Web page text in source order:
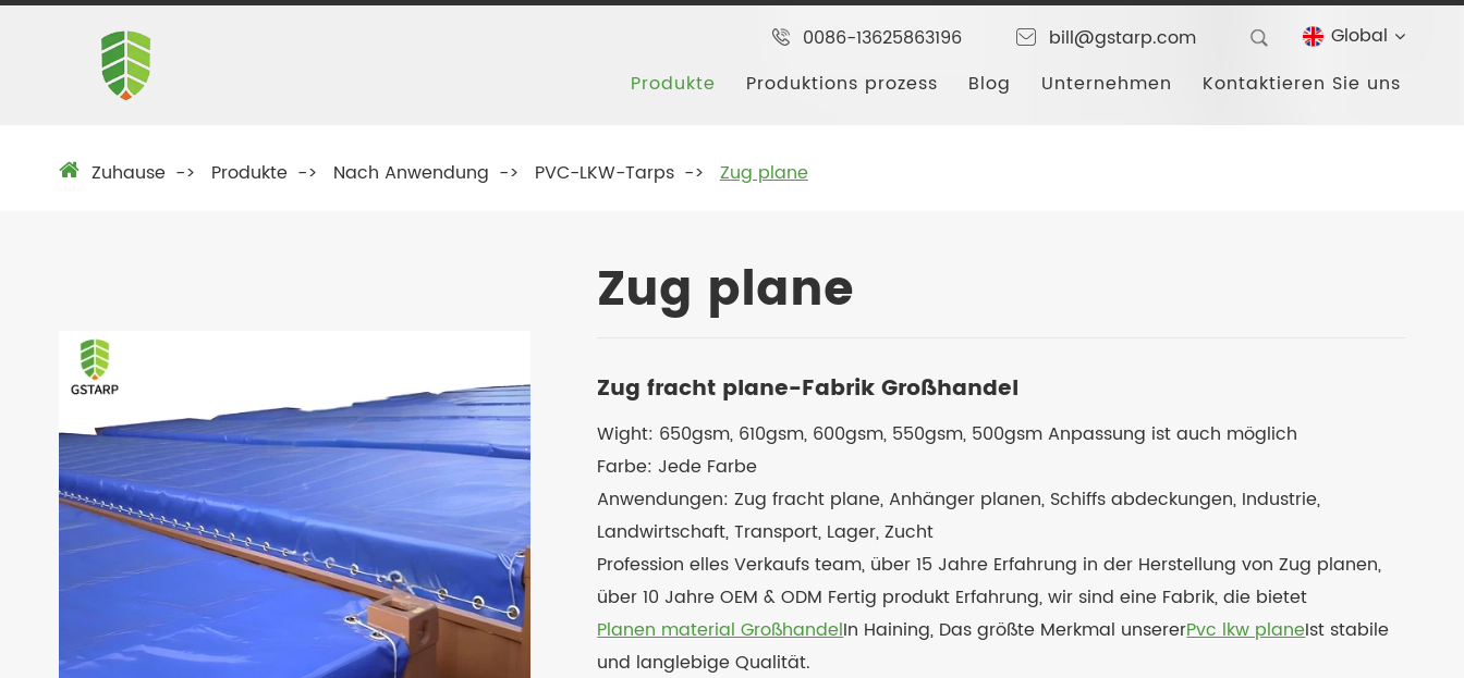
0086-13625863196 bill@gstarp.com
Global
Produkte
Produktions prozess Blog Unternehmen Kontaktieren Sie uns
Zuhause Produkte Nach Anwendung PVC-LKW-Tarps Zug plane
Zug plane
Zug fracht plane-Fabrik Großhandel
Wight: 650gsm, 610gsm, 600gsm, 550gsm, 500gsm Anpassung ist auch möglich
Farbe: Jede Farbe
Anwendungen: Zug fracht plane, Anhänger planen, Schiffs abdeckungen, Industrie,
Landwirtschaft, Transport, Lager, Zucht
Profession elles Verkaufs team, über 15 Jahre Erfahrung in der Herstellung von Zug planen,
über 10 Jahre OEM & ODM Fertig produkt Erfahrung, wir sind eine Fabrik, die bietet
Planen material GroßhandelIn Haining, Das größte Merkmal unsererPvc lkw planeIst stabile
und langlebige Qualität.